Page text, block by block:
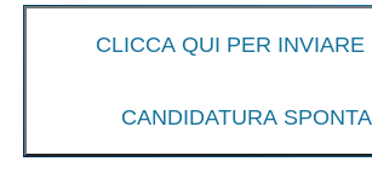
CLICCA QUI PER INVIARE
CANDIDATURA